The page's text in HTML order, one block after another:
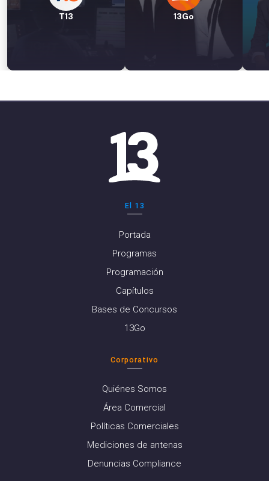
T13 13Go
El 13
Portada
Programas
Programación
Capítulos
Bases de Concursos
13Go
Corporativo
Quiénes Somos
Área Comercial
Políticas Comerciales
Mediciones de antenas
Denuncias Compliance